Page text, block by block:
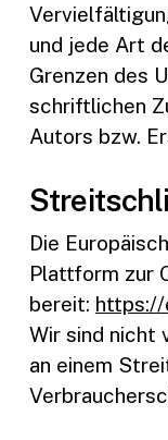
und jede Art
Grenzen des
schriftlichen
Autors bzw.
Die
Plattform zur
bereit: https://
Wir sind nicht
an einem